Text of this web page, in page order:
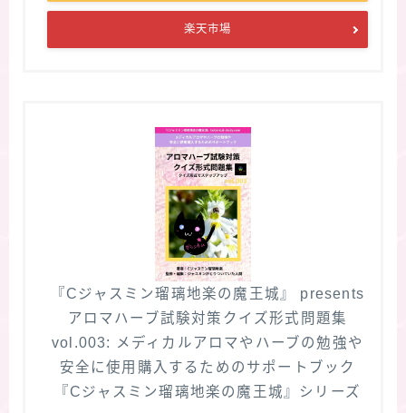
楽天市場
『Cジャスミン瑠璃地楽の魔王城』 presents
アロマハーブ試験対策クイズ形式問題集
vol.003: メディカルアロマやハーブの勉強や
安全に使用購入するためのサポートブック
『Cジャスミン瑠璃地楽の魔王城』シリーズ